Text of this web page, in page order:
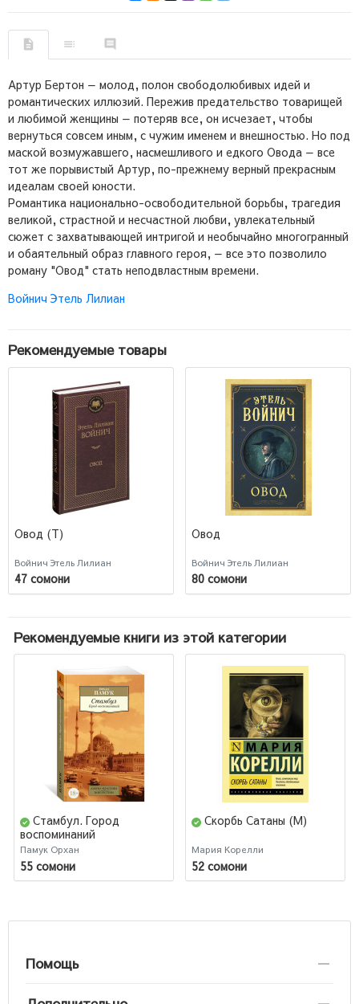
Артур Бертон — молод, полон свободолюбивых идей и
романтических иллюзий. Пережив предательство товарищей
и любимой женщины — потеряв все, он исчезает, чтобы
вернуться совсем иным, с чужим именем и внешностью. Но под
маской возмужавшего, насмешливого и едкого Овода — все
тот же порывистый Артур, по-прежнему верный прекрасным
идеалам своей юности.
Романтика национально-освободительной борьбы, трагедия
великой, страстной и несчастной любви, увлекательный
сюжет с захватывающей интригой и необычайно многогранный
и обаятельный образ главного героя, — все это позволило
роману "Овод" стать неподвластным времени.
Войнич Этель Лилиан
Рекомендуемые товары
Овод (Т)
Войнич Этель Лилиан
47 сомони
Овод
Войнич Этель Лилиан
80 сомони
Рекомендуемые книги из этой категории
Стамбул. Город
воспоминаний
Памук Орхан
55 сомони
Скорбь Сатаны (М)
Мария Корелли
52 сомони
Помощь